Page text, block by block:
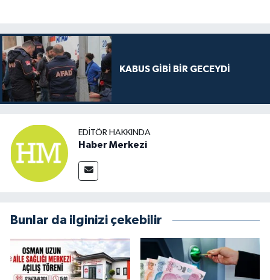
KABUS GİBİ BİR GECEYDİ
EDITÖR HAKKINDA
Haber Merkezi
Bunlar da ilginizi çekebilir